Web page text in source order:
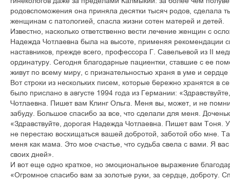
родовспоможения она приняла десятки тысяч родов, сделала
женщинам с патологией, спасла жизни сотен матерей и детей.
Известно, насколько ответственно вести лечение женщин с
Надежда Чотлаевна была на высоте, применяя рекомендации
наставников, прежде всего, профессора Г. Савельевой из II
ординатуру. Сегодня благодарные пациентки, ставшие с ее
живут по всему миру, с признательностью храня в уме и
Вот строки из нескольких писем, которые бережно хранятся в
было прислано в августе 1994 года из Германии:
Чотлаевна. Пишет вам Клинг Ольга. Меня вы, может, и не
забуду. Большое спасибо за все, что сделали для меня.
«Здравствуйте, дорогая Надежда Чотлаевна. Пишет вам Тоня.
не перестаю восхищаться вашей добротой, заботой обо мне.
меня как мама. Это мое счастье, что судьба свела с вами. Я
своих дней».
И вот еще одно краткое, но эмоциональное выражение
«Огромное спасибо вам за золотые руки, за сердце, доброту.